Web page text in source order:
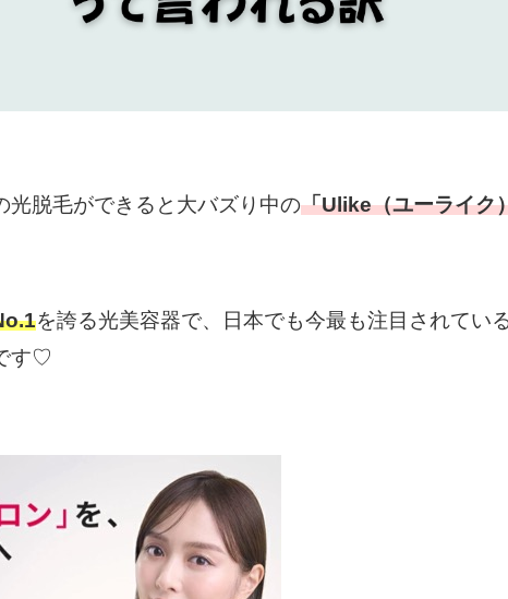
光脱毛ができると大バズり中の「Ulike（ユーライク
を誇る光美容器で、日本でも今最も注目されてい
す♡